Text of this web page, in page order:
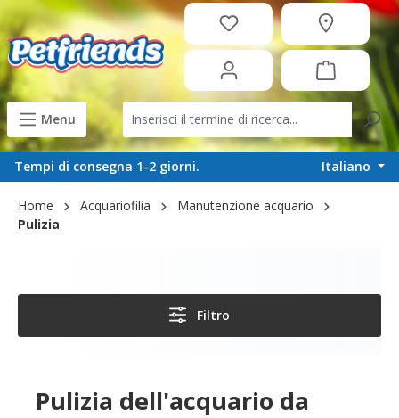
content
Menu
Tempi di consegna 1-2 giorni. Italiano
Home Acquariofilia
Manutenzione acquario
Pulizia
Filtro
Pulizia dell'acquario da